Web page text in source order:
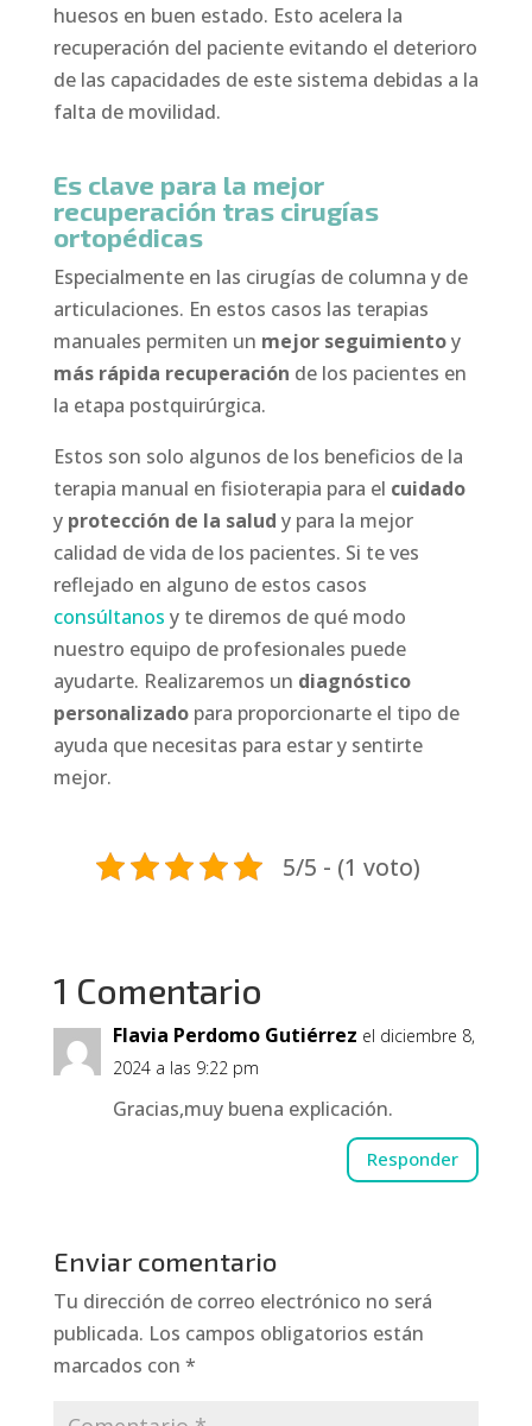
huesos en buen estado. Esto acelera la
recuperación del paciente evitando el deterioro
de las capacidades de este sistema debidas a la
falta de movilidad.
Es clave para la mejor
recuperación tras cirugías
ortopédicas
Especialmente en las cirugías de columna y de
articulaciones. En estos casos las terapias
manuales permiten un mejor seguimientoy
más rápida recuperación de los pacientes en
la etapa postquirúrgica.
Estos son solo algunos de los beneficios de la
terapia manual en fisioterapia para el cuidado
yprotección de la salud y para la mejor
calidad de vida de los pacientes. Si te ves
reflejado en alguno de estos casos
consúltanos y te diremos de qué modo
nuestro equipo de profesionales puede
ayudarte. Realizaremos un diagnóstico
personalizadopara proporcionarte el tipo de
ayuda que necesitas para estar y sentirte
mejor.
5/5 - (1 voto)
1 Comentario
Flavia Perdomo Gutiérrez el diciembre 8,
2024 a las 9:22 pm
Gracias,muy buena explicación.
Responder
Enviar comentario
Tu dirección de correo electrónico no será
publicada. Los campos obligatorios están
marcados con *